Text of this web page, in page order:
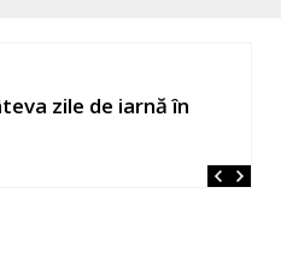
zile de iarnă în